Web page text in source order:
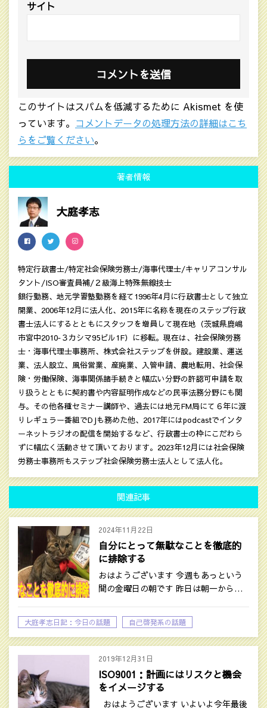
サイト
このサイトはスパムを低減するために Akismet を使
っています。 コメントデータの処理方法の詳細はこち
らをご覧ください。
著者情報
大庭孝志
特定行政書士/特定社会保険労務士/海事代理士/キャリアコンサル
タント/ISO審査員補/２級海上特殊無線技士
銀行勤務、地元学習塾勤務を経て1996年4月に行政書士として独立
開業、2006年12月に法人化、2015年に名称を現在のステップ行政
書士法人にするとともにスタッフを増員して現在地（茨城県鹿嶋
市宮中2010‐３カシマ95ビル1F）に移転。現在は、社会保険労務
士・海事代理士事務所、株式会社ステップを併設。建設業、運送
業、法人設立、風俗営業、産廃業、入管申請、農地転用、社会保
険・労働保険、海事関係諸手続きと幅広い分野の許認可申請を取
り扱うとともに契約書や内容証明作成などの民亊法務分野にも関
与。その他各種セミナー講師や、過去には地元FM局にて６年に渡
りレギュラー番組でDJも務めた他、2017年にはpodcastでインタ
ーネットラジオの配信を開始するなど、行政書士の枠にこだわら
ずに幅広く活動させて頂いております。2023年12月には社会保険
労務士事務所もステップ社会保険労務士法人として法人化。
関連記事
2024年11月22日
自分にとって無駄なことを徹底的
に排除する
おはようございます 今週もあっという
間の金曜日の朝です 昨日は朝一から…
大庭孝志日記：今日の話題 自己啓発系の話題
2019年12月31日
ISO9001：計画にはリスクと機会
をイメージする
おはようございます いよいよ今年最後